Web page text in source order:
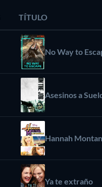
TÍTULO
No Way to
Asesinos a
Hannah
Ya te extraño